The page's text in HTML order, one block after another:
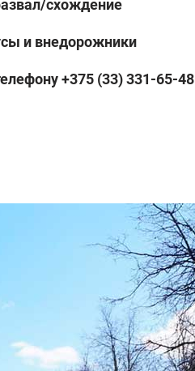
схождение
и внедорожники
+375 (33) 331-65-48